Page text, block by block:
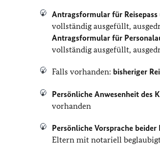
Antragsformular für
vollständig ausgefüllt,
Antragsformular für
vollständig ausgefüllt,
Falls vorhanden: bisheriger
Persönliche Anwesenheit des
vorhanden
Persönliche Vorsprache beider
Eltern mit notariell